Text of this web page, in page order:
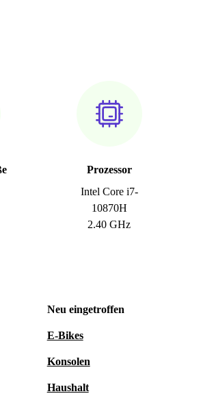
Prozessor
Intel Core i7-
10870H
2.40 GHz
Neu eingetroffen
E-Bikes
Konsolen
Haushalt